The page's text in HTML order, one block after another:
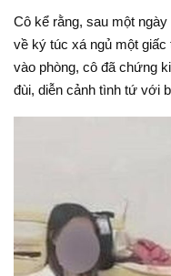
Cô kể rằng, sau một
về ký túc xá ngủ một
vào phòng, cô đã chứng
đùi, diễn cảnh tình tứ với